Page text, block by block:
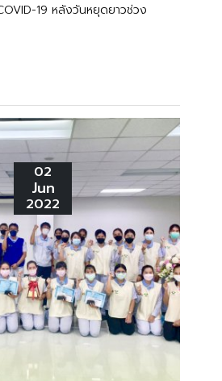
19 หลังวันหยุดยาวช่วง
02
Jun
2022